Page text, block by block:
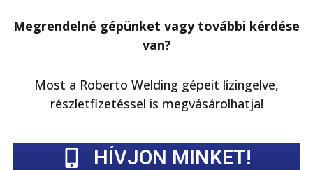
Megrendelné gépünket vagy további kérdése
van?
Most a Roberto Welding gépeit lízingelve,
részletfizetéssel is megvásárolhatja!
HÍVJON MINKET!